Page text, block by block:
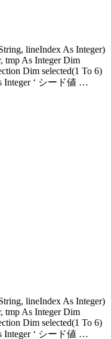
lineIndex As Integer)
tmp As Integer Dim
Dim selected(1 To 6)
Integer ‘ シード値 …
lineIndex As Integer)
tmp As Integer Dim
Dim selected(1 To 6)
Integer ‘ シード値 …